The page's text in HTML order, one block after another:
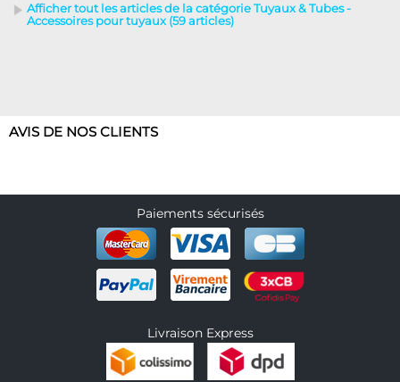
Afficher tout les articles de la catégorie Tuyaux & Tubes -
Accessoires pour tuyaux (59 articles)
AVIS DE NOS CLIENTS
Paiements sécurisés
Livraison Express